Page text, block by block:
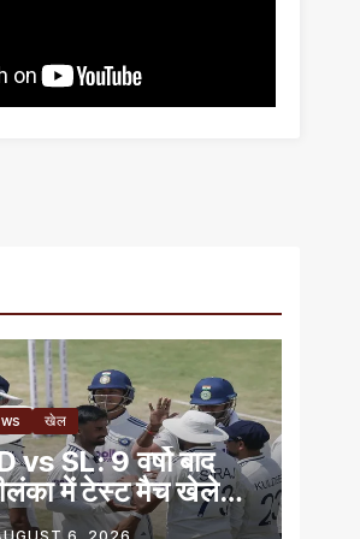
खेल
vs SL: 9 वर्षो बाद
में टेस्‍ट मैच खेलेगा